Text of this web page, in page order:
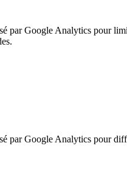
par Google Analytics pour
par Google Analytics pour